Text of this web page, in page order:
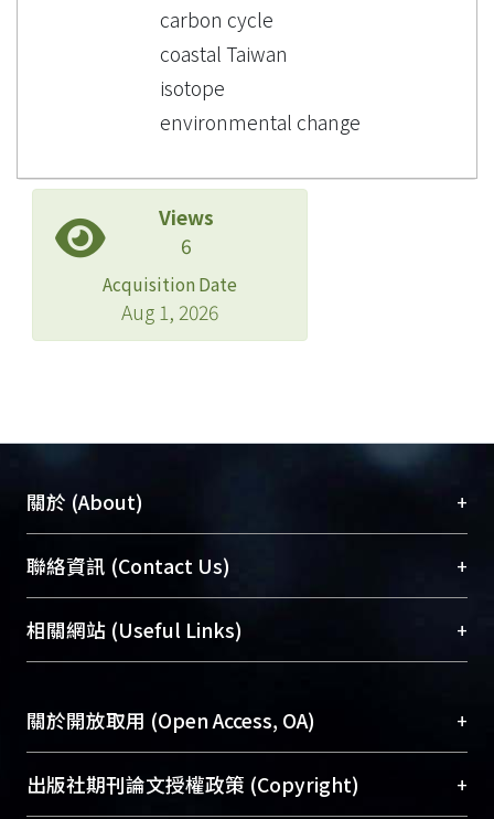
carbon cycle
coastal Taiwan
isotope
environmental change
Views
6
Acquisition Date
Aug 1, 2026
關於 (About) +
臺大位居世界頂尖大學之列，為永久珍藏及向國際
展現本校豐碩的研究成果及學術能量，圖書館整合
機構典藏（NTUR）與學術庫（AH）不同功能平
台，成為臺大學術典藏NTU scholars。期能整合研
成果。
To permanently archive and promote researcher
profiles and scholarly works, Library integrates the
services of “NTU Repository” with “Academic
聯絡資訊 (Contact Us) +
總館學科館員(Main Library)
醫學圖書館學科館員(Medical Library)
Sciences Library)
相關網站 (Useful Links) +
關於開放取用 (Open Access, OA) +
開放取用是從使用者角度提升資訊取用性的社會運
動，應用在學術研究上是透過將研究著作公開供使
出版社期刊論文授權政策 (Copyright) +